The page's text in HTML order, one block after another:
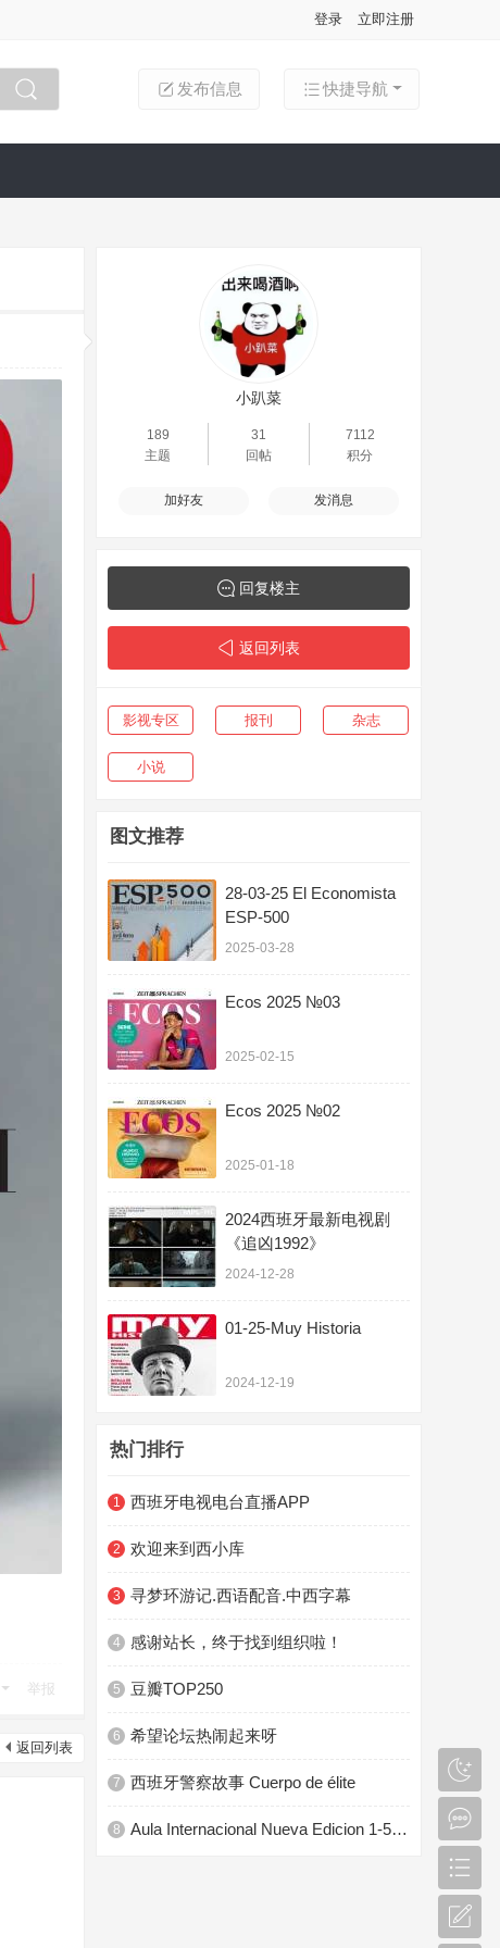
登录 立即注册
快捷导航
发布信息
举报
返回列表
小趴菜
189
主题
31
回帖
7112
积分
加好友 发消息
回复楼主
返回列表
影视专区 报刊 杂志
小说
图文推荐
28-03-25 El Economista
ESP-500
2025-03-28
Ecos 2025 №03
2025-02-15
Ecos 2025 №02
2025-01-18
2024西班牙最新电视剧
《追凶1992》
2024-12-28
01-25-Muy Historia
2024-12-19
热门排行
1 西班牙电视电台直播APP
2 欢迎来到西小库
3 寻梦环游记.西语配音.中西字幕
4 感谢站长，终于找到组织啦！
5 豆瓣TOP250
6 希望论坛热闹起来呀
7 西班牙警察故事 Cuerpo de élite
8 Aula Internacional Nueva Edicion 1-5 PDF+Audio